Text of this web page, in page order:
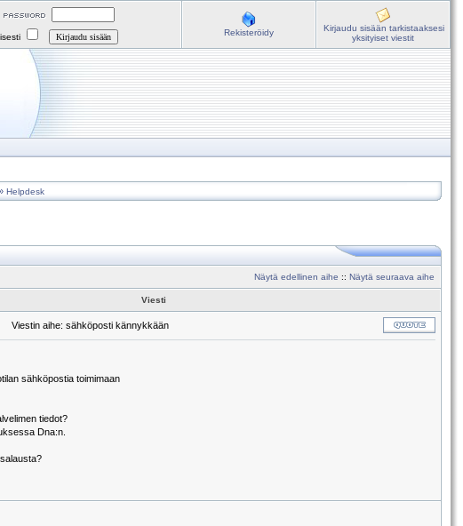
Rekisteröidy
Kirjaudu sisään tarkistaaksesi
yksityiset viestit
Helpdesk
Näytä edellinen aihe :: Näytä seuraava aihe
Viesti
Viestin aihe: sähköposti kännykkään
sähköpostia toimimaan
tiedot?
Dna:n.